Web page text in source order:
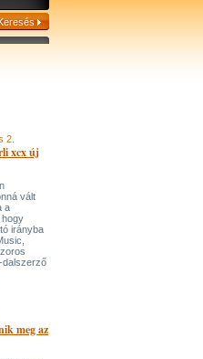
2.
xcx új
vált
a
hogy
irányba
dalszerző
meg az